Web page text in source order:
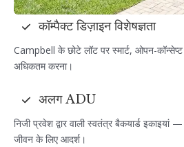
कॉम्पैक्ट डिज़ाइन विशेषज्ञता
Campbell के छोटे लॉट पर स्मार्ट, ओपन-
अधिकतम करना।
अलग ADU
निजी प्रवेश द्वार वाली स्वतंत्र बैकयार्ड इकाइयां
जीवन के लिए आदर्श।